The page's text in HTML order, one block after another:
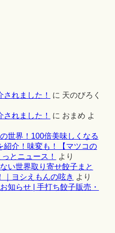
れました！ に 天のびろく
れました！
に おまめ よ
世界！100倍美味しくなる
紹介！味変も！【マツコの
とニュース！
より
い世界取り寄せ餃子まと
｜ヨシえもんの呟き より
知らせ | 手打ち餃子販売・